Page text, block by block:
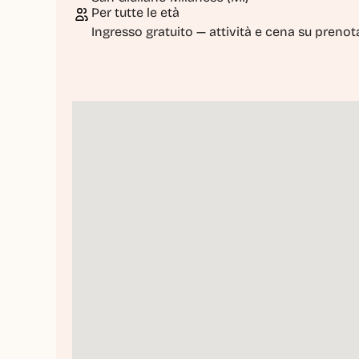
Per tutte le età
Ingresso gratuito — attività e cena su